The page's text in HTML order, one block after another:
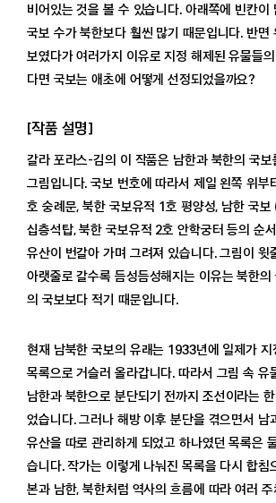
비어있는 것을 볼 수 있습니다. 아래쪽에 빈칸이
국보 수가 북한보다 훨씬 많기 때문입니다. 반면
보였다가 여러가지 이유로 지정 해제된 유물들
다면 국보는 애초에 어떻게 선정되었을까요?
[작품 설명]
갈라 포라스-김의 이 작품은 남한과 북한의 국보
그림입니다. 국보 번호에 따라서 제일 왼쪽 위부
호 숭례문, 북한 국보유적 1호 평양성, 남한 국보
십층석탑, 북한 국보유적 2호 안학궁터 등의 순
유산이 번갈아 가며 그려져 있습니다. 그림이 윗
아랫줄로 갈수록 듬성듬성해지는 이유는 북한
의 국보보다 적기 때문입니다.
현재 남북한 국보의 유래는 1933년에 일제가 지
목록으로 거슬러 올라갑니다. 따라서 그림 속 유
남한과 북한으로 분단되기 전까지 조선이라는
었습니다. 그러나 해방 이후 분단을 겪으면서 남
유산을 따로 관리하게 되었고 하나였던 목록은
습니다. 작가는 이렇게 나눠진 목록을 다시 합침
본과 남한, 북한처럼 역사의 흐름에 따라 여러